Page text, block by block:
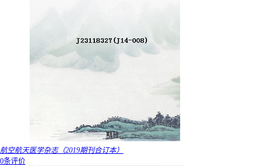
航空航天医学杂志（2019期刊合订本）
0条评价